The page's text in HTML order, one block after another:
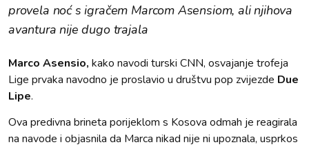
provela noć s igračem Marcom Asensiom, ali njihova
avantura nije dugo trajala
Marco Asensio, kako navodi turski CNN, osvajanje trofeja
Lige prvaka navodno je proslavio u društvu pop zvijezde Due
Lipe.
Ova predivna brineta porijeklom s Kosova odmah je reagirala
na navode i objasnila da Marca nikad nije ni upoznala, usprkos